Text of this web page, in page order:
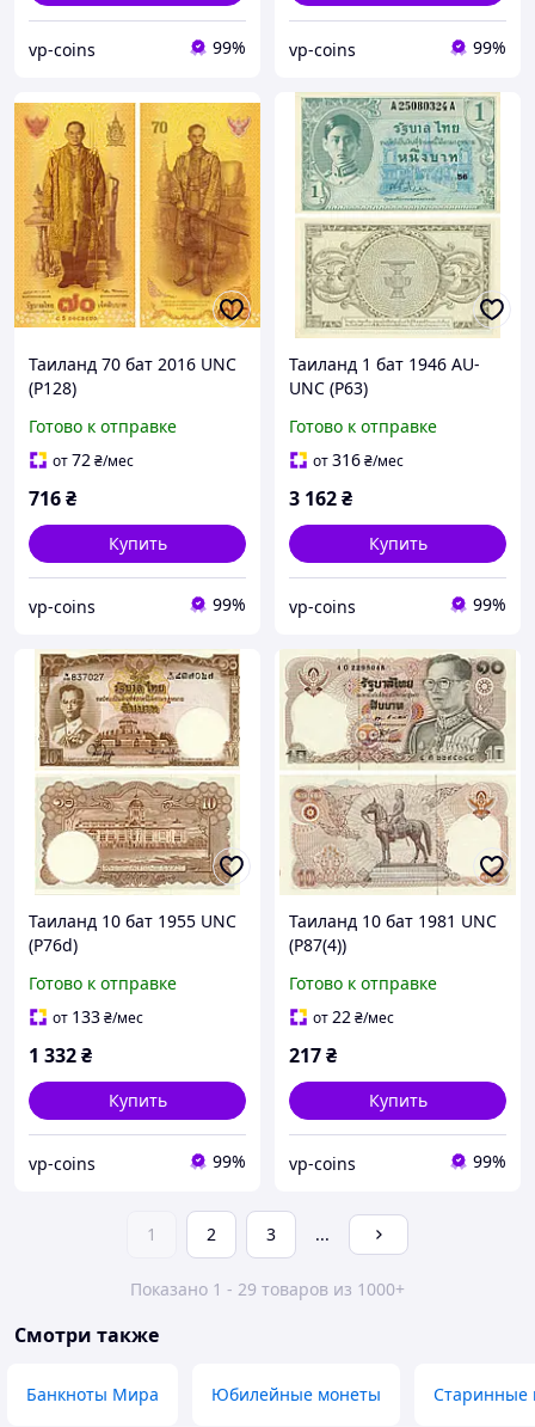
vp-coins 99% vp-coins 99%
Таиланд 70 бат 2016 UNC
(P128)
Готово к отправке
от72₴/мес
716₴
Купить
vp-coins 99%
Таиланд 1 бат 1946 AU-
UNC (P63)
Готово к отправке
от316₴/мес
3 162₴
Купить
vp-coins 99%
Таиланд 10 бат 1955 UNC
(P76d)
Готово к отправке
от 133₴/мес
1 332₴
Купить
vp-coins 99%
Таиланд 10 бат 1981 UNC
(P87(4))
Готово к отправке
от22₴/мес
217₴
Купить
vp-coins 99%
1 2 3 ...
Показано 1 - 29 товаров из 1000+
Смотри также
Банкноты Мира Юбилейные монеты Старинные